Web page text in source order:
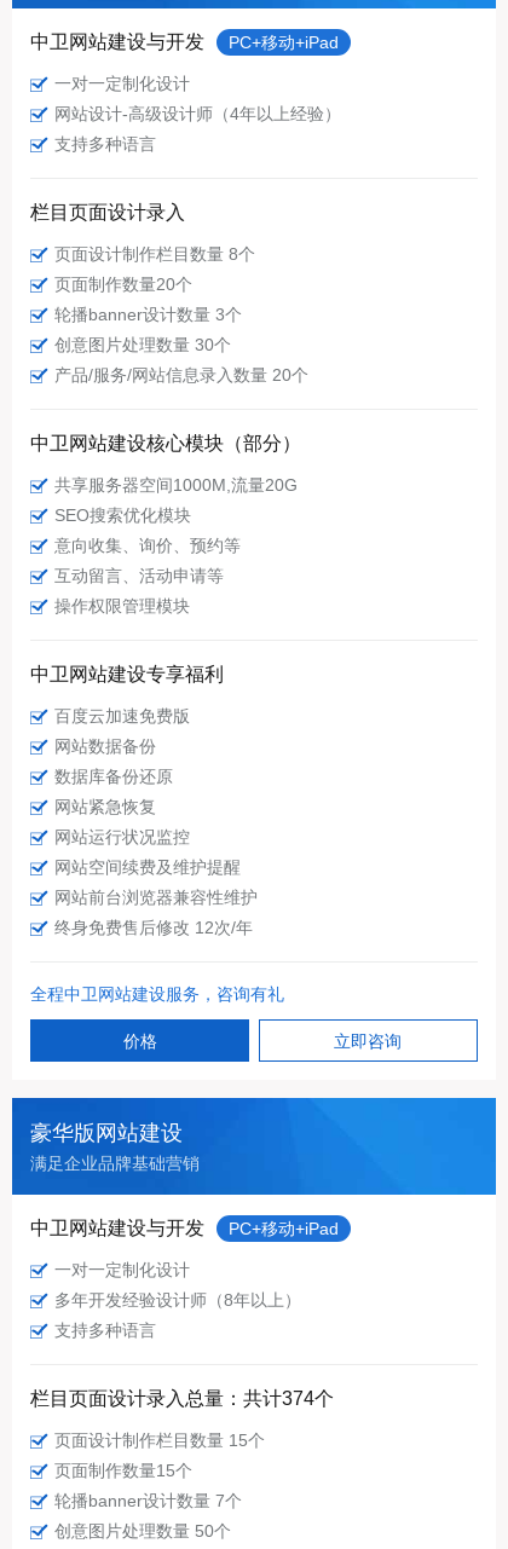
中卫网站建设与开发 PC+移动+iPad
一对一定制化设计
网站设计-高级设计师（4年以上经验）
支持多种语言
栏目页面设计录入
页面设计制作栏目数量 8个
页面制作数量20个
轮播banner设计数量 3个
创意图片处理数量 30个
产品/服务/网站信息录入数量 20个
中卫网站建设核心模块（部分）
共享服务器空间1000M,流量20G
SEO搜索优化模块
意向收集、询价、预约等
互动留言、活动申请等
操作权限管理模块
中卫网站建设专享福利
百度云加速免费版
网站数据备份
数据库备份还原
网站紧急恢复
网站运行状况监控
网站空间续费及维护提醒
网站前台浏览器兼容性维护
终身免费售后修改 12次/年
全程中卫网站建设服务，咨询有礼
价格 立即咨询
豪华版网站建设
满足企业品牌基础营销
中卫网站建设与开发 PC+移动+iPad
一对一定制化设计
多年开发经验设计师（8年以上）
支持多种语言
栏目页面设计录入总量：共计374个
页面设计制作栏目数量 15个
页面制作数量15个
轮播banner设计数量 7个
创意图片处理数量 50个